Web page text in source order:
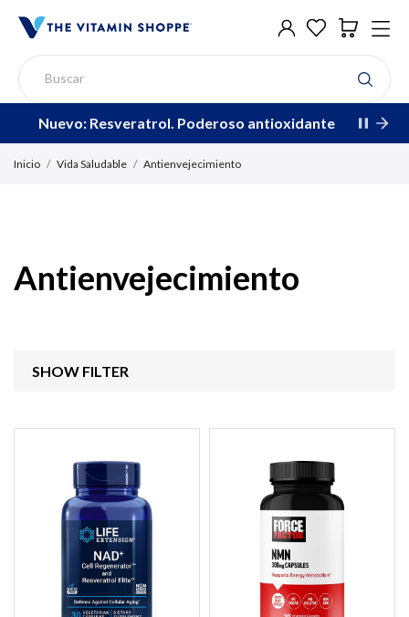
Nuevo: Resveratrol. Poderoso antioxidante
Inicio Vida Saludable Antienvejecimiento
Antienvejecimiento
SHOW FILTER